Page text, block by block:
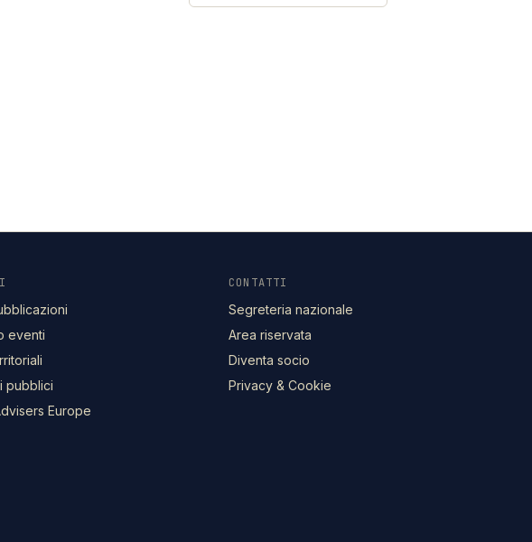
eventi
pubblici
Europe
CONTATTI
Segreteria nazionale
Area riservata
Diventa socio
Privacy & Cookie